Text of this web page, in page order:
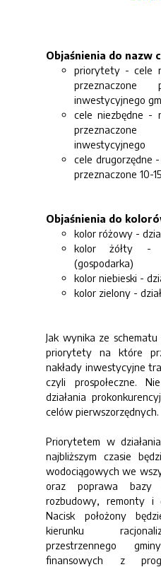
Objaśnienia do nazw
priorytety - cele
inwestycyjnego
cele niezbędne -
inwestycyjnego
cele drugorzędne
przeznaczone 10-
Objaśnienia do
kolor różowy -
kolor żółty -
(gospodarka)
kolor niebieski -
kolor zielony -
Jak wynika ze
priorytety na które
nakłady inwestycyjne
czyli prospołeczne.
działania
celów pierwszorzędnych.
Priorytetem w
najbliższym czasie
wodociągowych we
oraz poprawa bazy
rozbudowy, remonty i
Nacisk położony
kierunku
przestrzennego
finansowych z